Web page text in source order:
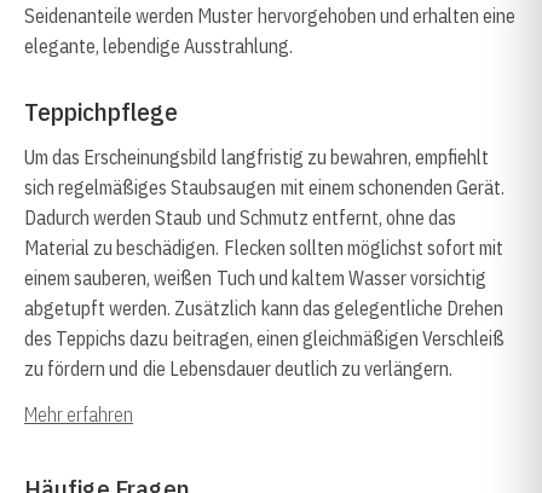
Seidenanteile werden Muster hervorgehoben und erhalten eine
elegante, lebendige Ausstrahlung.
Teppichpflege
Um das Erscheinungsbild langfristig zu bewahren, empfiehlt
sich regelmäßiges Staubsaugen mit einem schonenden Gerät.
Dadurch werden Staub und Schmutz entfernt, ohne das
Material zu beschädigen. Flecken sollten möglichst sofort mit
einem sauberen, weißen Tuch und kaltem Wasser vorsichtig
abgetupft werden. Zusätzlich kann das gelegentliche Drehen
des Teppichs dazu beitragen, einen gleichmäßigen Verschleiß
zu fördern und die Lebensdauer deutlich zu verlängern.
Mehr erfahren